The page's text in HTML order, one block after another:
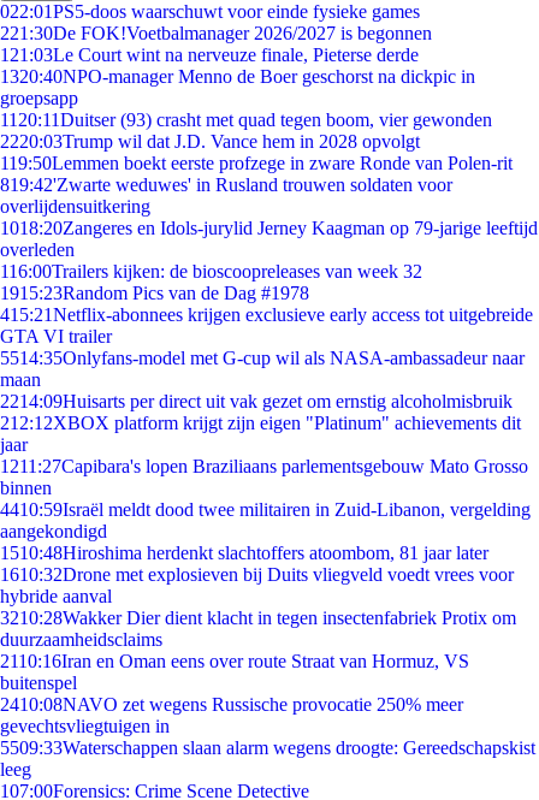
022:01PS5-doos waarschuwt voor einde fysieke games
221:30De FOK!Voetbalmanager 2026/2027 is begonnen
1 21:03Le Court wint na nerveuze finale, Pieterse derde
1320:40NPO-manager Menno de Boer geschorst na dickpic in
groepsapp
11 20:11Duitser (93) crasht met quad tegen boom, vier gewonden
2220:03Trump wil dat J.D. Vance hem in 2028 opvolgt
119:50Lemmen boekt eerste profzege in zware Ronde van Polen-rit
819:42'Zwarte weduwes' in Rusland trouwen soldaten voor
overlijdensuitkering
1018:20Zangeres en Idols-jurylid Jerney Kaagman op 79-jarige leeftijd
overleden
116:00Trailers kijken: de bioscoopreleases van week 32
1915:23Random Pics van de Dag #1978
415:21Netflix-abonnees krijgen exclusieve early access tot uitgebreide
GTA VI trailer
5514:35Onlyfans-model met G-cup wil als NASA-ambassadeur naar
maan
2214:09Huisarts per direct uit vak gezet om ernstig alcoholmisbruik
212:12XBOX platform krijgt zijn eigen "Platinum" achievements dit
jaar
1211:27Capibara's lopen Braziliaans parlementsgebouw Mato Grosso
binnen
4410:59Israël meldt dood twee militairen in Zuid-Libanon, vergelding
aangekondigd
1510:48Hiroshima herdenkt slachtoffers atoombom, 81 jaar later
1610:32Drone met explosieven bij Duits vliegveld voedt vrees voor
hybride aanval
3210:28Wakker Dier dient klacht in tegen insectenfabriek Protix om
duurzaamheidsclaims
2110:16Iran en Oman eens over route Straat van Hormuz, VS
buitenspel
2410:08NAVO zet wegens Russische provocatie 250% meer
gevechtsvliegtuigen in
5509:33Waterschappen slaan alarm wegens droogte: Gereedschapskist
leeg
107:00Forensics: Crime Scene Detective